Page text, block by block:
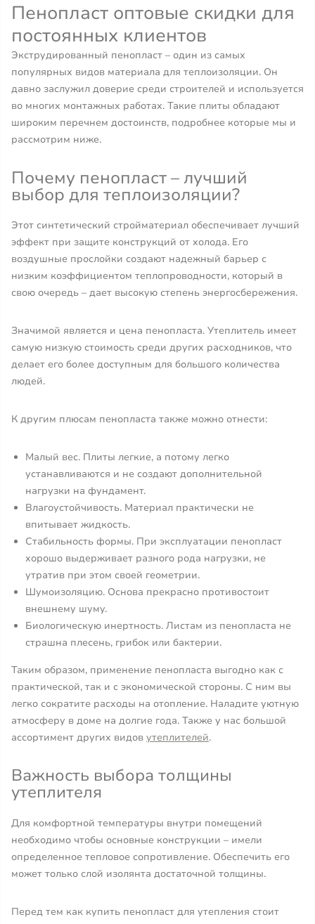
Пенопласт оптовые скидки для
постоянных клиентов
Экструдированный пенопласт – один из самых
популярных видов материала для теплоизоляции. Он
давно заслужил доверие среди строителей и используется
во многих монтажных работах. Такие плиты обладают
широким перечнем достоинств, подробнее которые мы и
рассмотрим ниже.
Почему пенопласт – лучший
выбор для теплоизоляции?
Этот синтетический стройматериал обеспечивает лучший
эффект при защите конструкций от холода. Его
воздушные прослойки создают надежный барьер с
низким коэффициентом теплопроводности, который в
свою очередь – дает высокую степень энергосбережения.
Значимой является и цена пенопласта. Утеплитель имеет
самую низкую стоимость среди других расходников, что
делает его более доступным для большого количества
людей.
К другим плюсам пенопласта также можно отнести:
Малый вес. Плиты легкие, а потому легко
устанавливаются и не создают дополнительной
нагрузки на фундамент.
Влагоустойчивость. Материал практически не
впитывает жидкость.
Стабильность формы. При эксплуатации пенопласт
хорошо выдерживает разного рода нагрузки, не
утратив при этом своей геометрии.
Шумоизоляцию. Основа прекрасно противостоит
внешнему шуму.
Биологическую инертность. Листам из пенопласта не
страшна плесень, грибок или бактерии.
Таким образом, применение пенопласта выгодно как с
практической, так и с экономической стороны. С ним вы
легко сократите расходы на отопление. Наладите уютную
атмосферу в доме на долгие года. Также у нас большой
ассортимент других видов утеплителей.
Важность выбора толщины
утеплителя
Для комфортной температуры внутри помещений
необходимо чтобы основные конструкции – имели
определенное тепловое сопротивление. Обеспечить его
может только слой изолянта достаточной толщины.
Перед тем как купить пенопласт для утепления стоит